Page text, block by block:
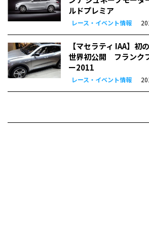
ルドプレミア
レース・イベント情報
【マセラティ IAA】初
世界初公開 フランク
ー2011
レース・イベント情報